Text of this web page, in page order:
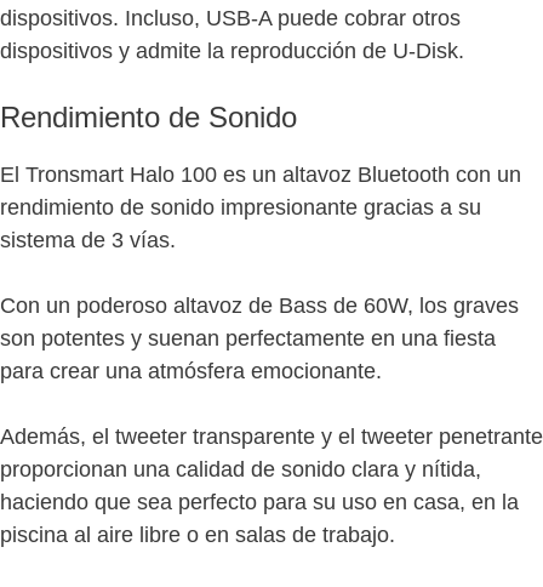
dispositivos. Incluso, USB-A puede cobrar otros
dispositivos y admite la reproducción de U-Disk.
Rendimiento de Sonido
El Tronsmart Halo 100 es un altavoz Bluetooth con un
rendimiento de sonido impresionante gracias a su
sistema de 3 vías.
Con un poderoso altavoz de Bass de 60W, los graves
son potentes y suenan perfectamente en una fiesta
para crear una atmósfera emocionante.
Además, el tweeter transparente y el tweeter penetrante
proporcionan una calidad de sonido clara y nítida,
haciendo que sea perfecto para su uso en casa, en la
piscina al aire libre o en salas de trabajo.